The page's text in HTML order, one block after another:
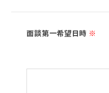
面談第一希望日時 ※